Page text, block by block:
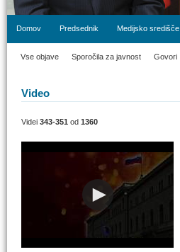
Domov Predsednik Medijsko središče
Vse objave Sporočila za javnost Govori
Video
Videi 343-351 od 1360